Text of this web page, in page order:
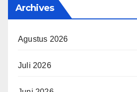
Archives
Agustus 2026
Juli 2026